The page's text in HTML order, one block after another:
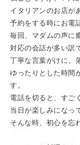
イタリアンのお店が
予約をする時にお電
毎回、マダムの声に
対応の会話が多い訳
丁寧な言葉がけに、
ゆったりとした時間
す。
電話を切ると、すご
当日が楽しみになっ
そんな時、初心を忘